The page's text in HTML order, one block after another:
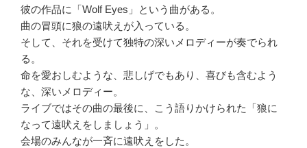
彼の作品に「Wolf Eyes」という曲がある。
曲の冒頭に狼の遠吠えが入っている。
そして、それを受けて独特の深いメロディーが奏でられ
る。
命を愛おしむような、悲しげでもあり、喜びも含むよう
な、深いメロディー。
ライブではその曲の最後に、こう語りかけられた「狼に
なって遠吠えをしましょう」。
会場のみんなが一斉に遠吠えをした。